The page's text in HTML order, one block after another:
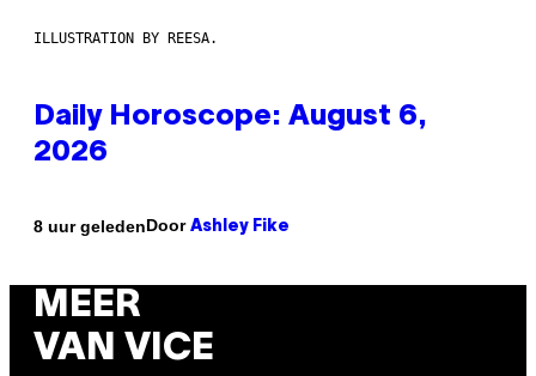
ILLUSTRATION BY REESA.
Daily Horoscope: August 6,
2026
8 uur geledenDoor Ashley Fike
MEER
VAN VICE